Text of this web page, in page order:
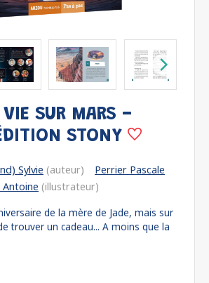
SUR MARS -
STONY
Sylvie (auteur)
Perrier Pascale
(illustrateur)
de la mère de Jade, mais sur
trouver un cadeau... A moins que la